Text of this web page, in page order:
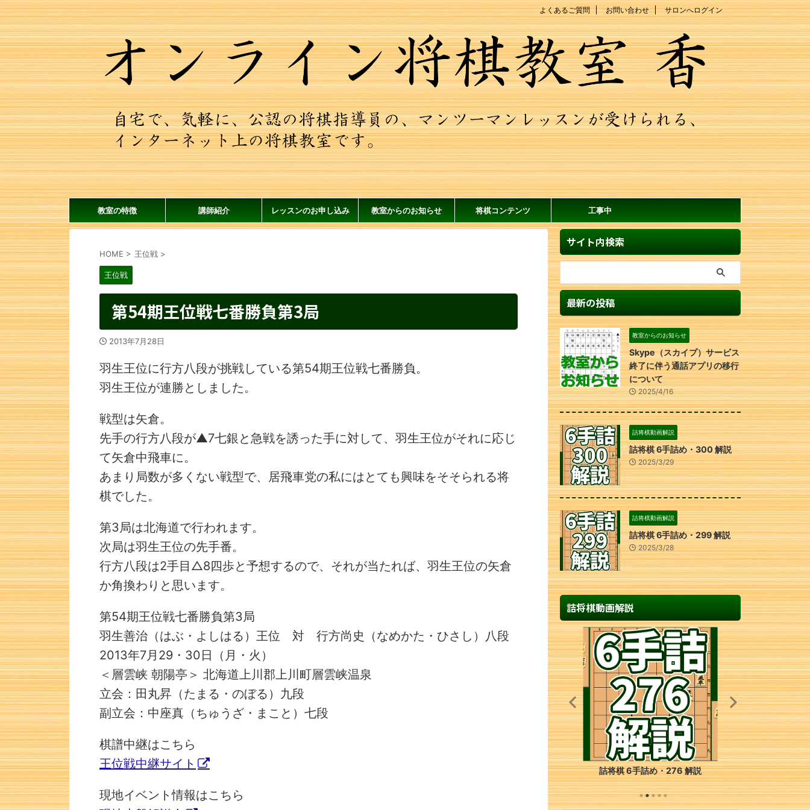
よくあるご質問 お問い合わせ サロンへログイン
教室の特徴 講師紹介 レッスンのお申し込み 教室からのお知らせ 将棋コンテンツ 工事中
HOME > 王位戦 >
王位戦
第54期王位戦七番勝負第3局
2013年7月28日
羽生王位に行方八段が挑戦している第54期王位戦七番勝負。
羽生王位が連勝としました。
戦型は矢倉。
先手の行方八段が▲7七銀と急戦を誘った手に対して、羽生王位がそれに応じ
て矢倉中飛車に。
あまり局数が多くない戦型で、居飛車党の私にはとても興味をそそられる将
棋でした。
第3局は北海道で行われます。
次局は羽生王位の先手番。
行方八段は2手目△8四歩と予想するので、それが当たれば、羽生王位の矢倉
か角換わりと思います。
第54期王位戦七番勝負第3局
羽生善治（はぶ・よしはる）王位 対 行方尚史（なめかた・ひさし）八段
2013年7月29・30日（月・火）
＜層雲峡 朝陽亭＞ 北海道上川郡上川町層雲峡温泉
立会：田丸昇（たまる・のぼる）九段
副立会：中座真（ちゅうざ・まこと）七段
棋譜中継はこちら
王位戦中継サイト
現地イベント情報はこちら
サイト内検索
最新の投稿
教室からのお知らせ
Skype（スカイプ）サービス
終了に伴う通話アプリの移行
について
2025/4/16
詰将棋動画解説
詰将棋 6手詰め・300 解説
2025/3/29
詰将棋動画解説
詰将棋 6手詰め・299 解説
2025/3/28
詰将棋動画解説
詰将棋 6手詰め・276 解説 詰